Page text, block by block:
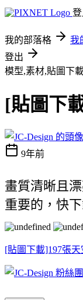
登
我的部落格 我
登出
模型,素材,貼圖下
[貼圖下
9年前
畫質清晰且
重要的，快
[貼圖下載]197張